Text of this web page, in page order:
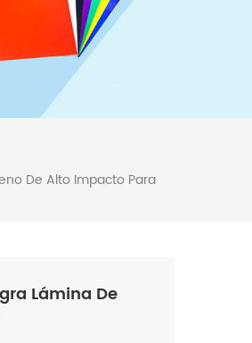
De Alto Impacto Para
Lámina De